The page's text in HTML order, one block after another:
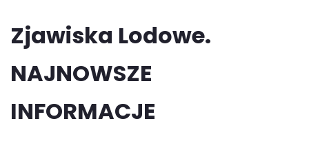
Zjawiska Lodowe.
NAJNOWSZE
INFORMACJE